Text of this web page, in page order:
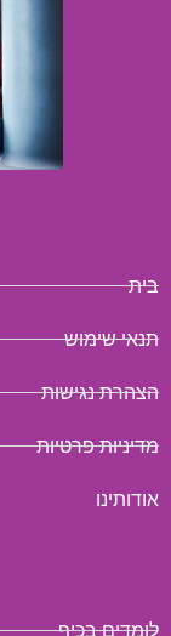
בית
תנאי שימוש
הצהרת נגישות
מדיניות פרטיות
אודותינו
לומדים בכיף